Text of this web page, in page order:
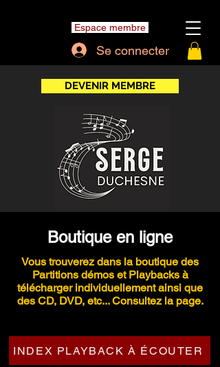
Espace membre
Se connecter
DEVENIR MEMBRE
Boutique en ligne
Vous trouverez dans la boutique des
Partitions démos et Playbacks à
télécharger individuellement ainsi que
des CD, DVD, etc... Consultez la page.
INDEX PLAYBACK À ÉCOUTER